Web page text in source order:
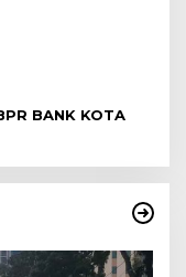
BANK KOTA